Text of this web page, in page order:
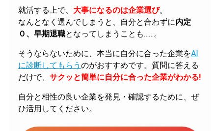
就活する上で、 大事になるのは企業選び。
なんとなく選んでしまうと、自分と合わずに内定
０、早期退職となってしまうことも……。
そうならないために、本当に自分に合った企業をAI
に診断してもらう のがおすすめです。質問に答える
だけで、 サクッと簡単に自分に合った企業がわかる!
自分と相性の良い企業を発見・確認するために、ぜ
ひ活用してください。